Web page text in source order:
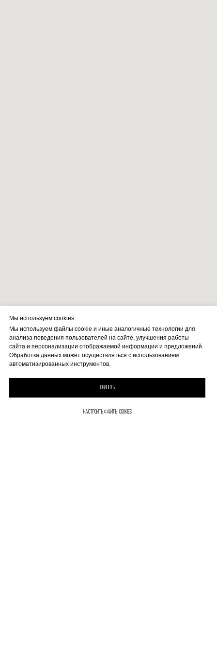
Мы используем cookies
Мы используем файлы cookie и иные аналогичные технологии для
анализа поведения пользователей на сайте, улучшения работы
сайта и персонализации отображаемой информации и предложений.
Обработка данных может осуществляться с использованием
автоматизированных инструментов.
Принять
Настроить файлы Cookies